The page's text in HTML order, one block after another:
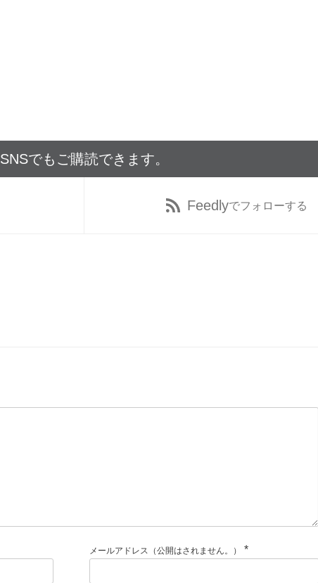
SNSでもご購読できます。
Feedlyでフォローする
メールアドレス（公開はされません。） *